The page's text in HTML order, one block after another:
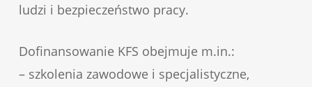
ludzi i bezpieczeństwo pracy.
Dofinansowanie KFS obejmuje m.in.:
– szkolenia zawodowe i specjalistyczne,